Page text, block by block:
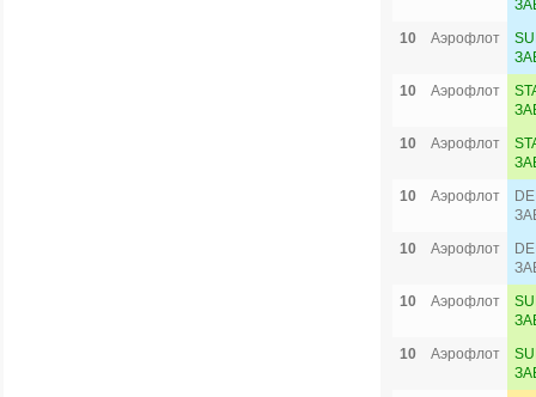
10
Аэрофлот
10
Аэрофлот
10
Аэрофлот
10
Аэрофлот
10
Аэрофлот
10
Аэрофлот
10
Аэрофлот